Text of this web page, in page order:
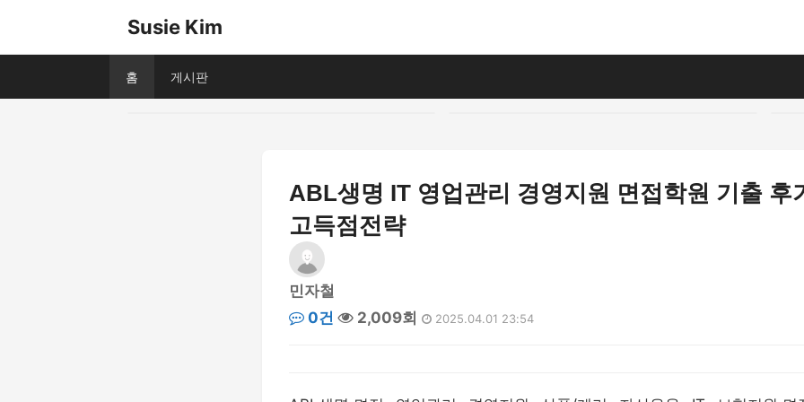
Susie Kim
홈 게시판
ABL생명 IT 영업관리 경영지원 면접학원 기출 후
고득점전략
민자철
0건
2,009회 2025.04.01 23:54